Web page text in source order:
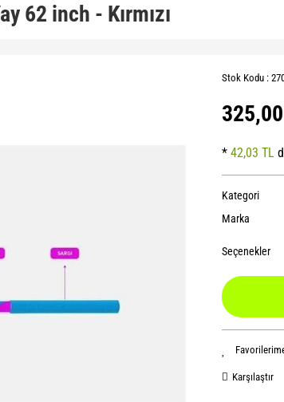
62 inch - Kırmızı
Stok Kodu :
* 42,03 TL
Kategori
Marka
Seçenekler
Karşılaştır